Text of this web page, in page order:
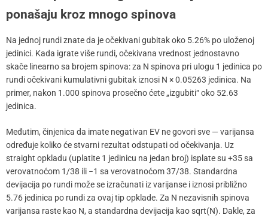
ponašaju kroz mnogo spinova
Na jednoj rundi znate da je očekivani gubitak oko 5.26% po uloženoj
jedinici. Kada igrate više rundi, očekivana vrednost jednostavno
skače linearno sa brojem spinova: za N spinova pri ulogu 1 jedinica po
rundi očekivani kumulativni gubitak iznosi N × 0.05263 jedinica. Na
primer, nakon 1.000 spinova prosečno ćete „izgubiti“ oko 52.63
jedinica.
Međutim, činjenica da imate negativan EV ne govori sve — varijansa
određuje koliko će stvarni rezultat odstupati od očekivanja. Uz
straight opkladu (uplatite 1 jedinicu na jedan broj) isplate su +35 sa
verovatnoćom 1/38 ili −1 sa verovatnoćom 37/38. Standardna
devijacija po rundi može se izračunati iz varijanse i iznosi približno
5.76 jedinica po rundi za ovaj tip opklade. Za N nezavisnih spinova
varijansa raste kao N, a standardna devijacija kao sqrt(N). Dakle, za